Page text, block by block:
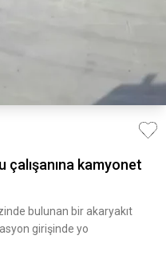
çalışanına kamyonet
bulunan bir akaryakıt
girişinde yo